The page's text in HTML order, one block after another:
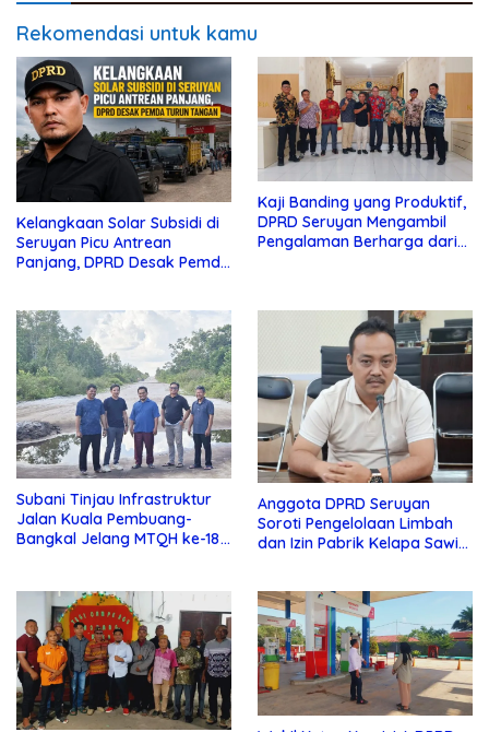
Rekomendasi untuk kamu
Kelangkaan Solar Subsidi di
Seruyan Picu Antrean
Panjang, DPRD Desak Pemda
Kaji Banding yang Produktif,
DPRD Seruyan Mengambil
Pengalaman Berharga dari
Subani Tinjau Infrastruktur
Jalan Kuala Pembuang-
Bangkal Jelang MTQH ke-18
Anggota DPRD Seruyan
Soroti Pengelolaan Limbah
dan Izin Pabrik Kelapa Sawit